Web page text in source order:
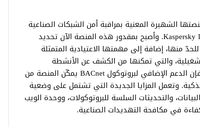
الشهيرة المعنية بمراقبة أمن الشبكات الصناعية
Kaspersky Industrial CyberSecurity for Networks. وأصبح بمقدور هذه المنصة الآن تحديد
منها، إضافة إلى مهمتها الاعتيادية المتمثلة
والتي تمكنها من الكشف عن الأنشطة
المشبوهة أو غير المصرح بها. كذلك فإن الدعم الإضافي لبروتوكول BACnet يمكّن المنصة من
وتعمل المزايا الجديدة التي تشتمل على وضعية
والتحديثات السلسة للبروتوكولات، ووحدة الويب
في مكافحة التهديدات الصناعية.